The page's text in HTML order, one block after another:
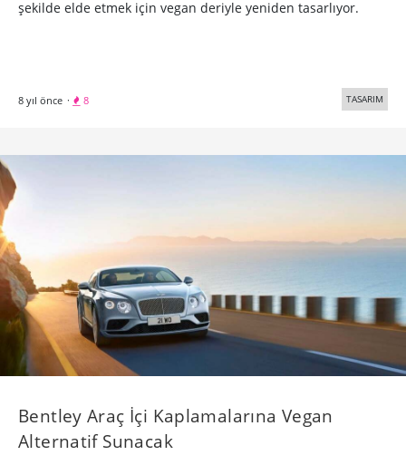
şekilde elde etmek için vegan deriyle yeniden tasarlıyor.
8 yıl önce · 8 TASARIM
Bentley Araç İçi Kaplamalarına Vegan
Alternatif Sunacak